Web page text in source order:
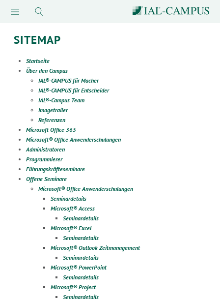
SITEMAP
Startseite
Über den Campus
IAL®-CAMPUS für Macher
IAL®-CAMPUS für Entscheider
IAL®-Campus Team
Imagetrailer
Referenzen
Microsoft Office 365
Microsoft® Office Anwenderschulungen
Administratoren
Programmierer
Führungskräfteseminare
Offene Seminare
Microsoft® Office Anwenderschulungen
Seminardetails
Microsoft® Access
Seminardetails
Microsoft® Excel
Seminardetails
Microsoft® Outlook Zeitmanagement
Seminardetails
Microsoft® PowerPoint
Seminardetails
Microsoft® Project
Seminardetails